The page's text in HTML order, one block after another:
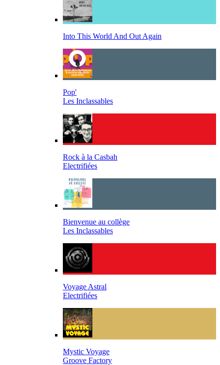
Into This World And Out Again
Pop'
Les Inclassables
Rock à la Casbah
Electrifiées
Bienvenue au collège
Les Inclassables
Voyage Astral
Electrifiées
Mystic Voyage
Groove Factory